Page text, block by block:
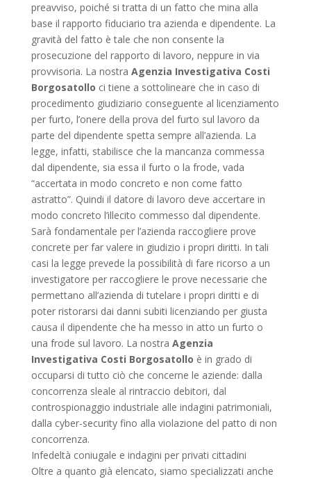
preavviso, poiché si tratta di un fatto che mina alla
base il rapporto fiduciario tra azienda e dipendente. La
gravità del fatto è tale che non consente la
prosecuzione del rapporto di lavoro, neppure in via
provvisoria. La nostra Agenzia Investigativa Costi
Borgosatollo ci tiene a sottolineare che in caso di
procedimento giudiziario conseguente al licenziamento
per furto, l’onere della prova del furto sul lavoro da
parte del dipendente spetta sempre all’azienda. La
legge, infatti, stabilisce che la mancanza commessa
dal dipendente, sia essa il furto o la frode, vada
“accertata in modo concreto e non come fatto
astratto”. Quindi il datore di lavoro deve accertare in
modo concreto l’illecito commesso dal dipendente.
Sarà fondamentale per l’azienda raccogliere prove
concrete per far valere in giudizio i propri diritti. In tali
casi la legge prevede la possibilità di fare ricorso a un
investigatore per raccogliere le prove necessarie che
permettano all’azienda di tutelare i propri diritti e di
poter ristorarsi dai danni subiti licenziando per giusta
causa il dipendente che ha messo in atto un furto o
una frode sul lavoro. La nostra Agenzia
Investigativa Costi Borgosatollo è in grado di
occuparsi di tutto ciò che concerne le aziende: dalla
concorrenza sleale al rintraccio debitori, dal
controspionaggio industriale alle indagini patrimoniali,
dalla cyber-security fino alla violazione del patto di non
concorrenza.
Infedeltà coniugale e indagini per privati cittadini
Oltre a quanto già elencato, siamo specializzati anche